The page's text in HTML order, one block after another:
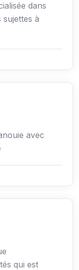
dans
sujettes à
avec
qui est